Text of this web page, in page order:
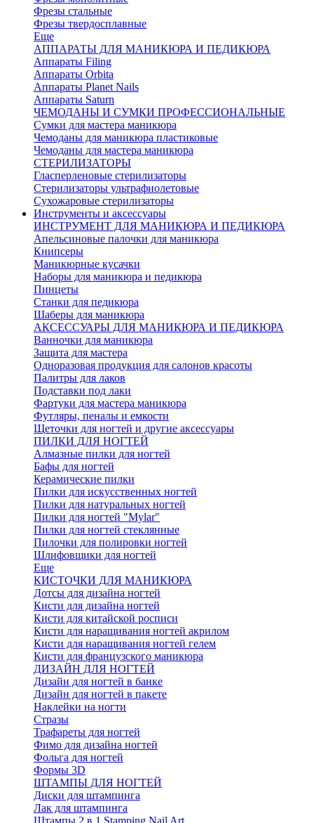
Фрезы стальные
Фрезы твердосплавные
Еще
АППАРАТЫ ДЛЯ МАНИКЮРА И ПЕДИКЮРА
Аппараты Filing
Аппараты Orbita
Аппараты Planet Nails
Аппараты Saturn
ЧЕМОДАНЫ И СУМКИ ПРОФЕССИОНАЛЬНЫЕ
Сумки для мастера маникюра
Чемоданы для маникюра пластиковые
Чемоданы для мастера маникюра
СТЕРИЛИЗАТОРЫ
Гласперленовые стерилизаторы
Стерилизаторы ультрафиолетовые
Сухожаровые стерилизаторы
Инструменты и аксессуары
ИНСТРУМЕНТ ДЛЯ МАНИКЮРА И ПЕДИКЮРА
Апельсиновые палочки для маникюра
Книпсеры
Маникюрные кусачки
Наборы для маникюра и педикюра
Пинцеты
Станки для педикюра
Шаберы для маникюра
АКСЕССУАРЫ ДЛЯ МАНИКЮРА И ПЕДИКЮРА
Ванночки для маникюра
Защита для мастера
Одноразовая продукция для салонов красоты
Палитры для лаков
Подставки под лаки
Фартуки для мастера маникюра
Футляры, пеналы и емкости
Щеточки для ногтей и другие аксессуары
ПИЛКИ ДЛЯ НОГТЕЙ
Алмазные пилки для ногтей
Бафы для ногтей
Керамические пилки
Пилки для искусственных ногтей
Пилки для натуральных ногтей
Пилки для ногтей "Mylar"
Пилки для ногтей стеклянные
Пилочки для полировки ногтей
Шлифовщики для ногтей
Еще
КИСТОЧКИ ДЛЯ МАНИКЮРА
Дотсы для дизайна ногтей
Кисти для дизайна ногтей
Кисти для китайской росписи
Кисти для наращивания ногтей акрилом
Кисти для наращивания ногтей гелем
Кисти для французского маникюра
ДИЗАЙН ДЛЯ НОГТЕЙ
Дизайн для ногтей в банке
Дизайн для ногтей в пакете
Наклейки на ногти
Стразы
Трафареты для ногтей
Фимо для дизайна ногтей
Фольга для ногтей
Формы 3D
ШТАМПЫ ДЛЯ НОГТЕЙ
Диски для штампинга
Лак для штампинга
Штампы 2 в 1 Stamping Nail Art